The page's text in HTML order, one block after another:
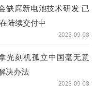
缺席新电池技术研发 已
陆续交付中
2023-09-08
光刻机孤立中国毫无意
决办法
2023-09-08